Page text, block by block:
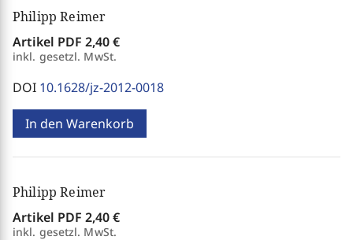
Philipp Reimer
Artikel PDF 2,40 €
inkl. gesetzl. MwSt.
DOI 10.1628/jz-2012-0018
In den Warenkorb
Philipp Reimer
Artikel PDF 2,40 €
inkl. gesetzl. MwSt.